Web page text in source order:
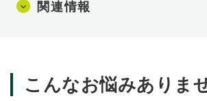
関連情報
こんなお悩みありま